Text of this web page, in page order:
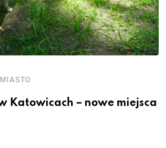
MIASTO
Katowicach – nowe miejsca